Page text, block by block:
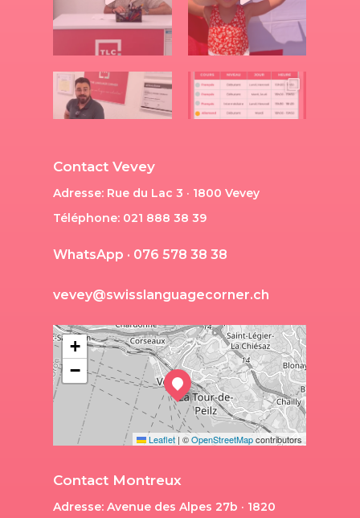
Contact Vevey
Adresse: Rue du Lac 3 · 1800 Vevey
Téléphone: 021 888 38 39
WhatsApp · 076 578 38 38
vevey@swiss anguagecorner.c h
+
−
Leaflet | ©OpenStreetMapcontributors
Contact Montreux
Adresse: Avenue des Alpes 27b · 1820